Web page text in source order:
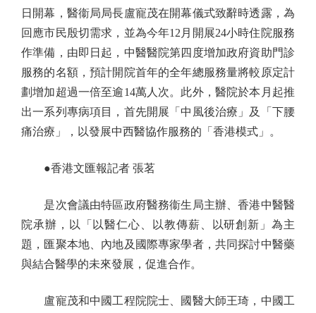
日開幕，醫衞局局長盧寵茂在開幕儀式致辭時透露，為
回應市民殷切需求，並為今年12月開展24小時住院服務
作準備，由即日起，中醫醫院第四度增加政府資助門診
服務的名額，預計開院首年的全年總服務量將較原定計
劃增加超過一倍至逾14萬人次。此外，醫院於本月起推
出一系列專病項目，首先開展「中風後治療」及「下腰
痛治療」，以發展中西醫協作服務的「香港模式」。
●香港文匯報記者 張茗
是次會議由特區政府醫務衞生局主辦、香港中醫醫
院承辦，以「以醫仁心、以教傳薪、以研創新」為主
題，匯聚本地、內地及國際專家學者，共同探討中醫藥
與結合醫學的未來發展，促進合作。
盧寵茂和中國工程院院士、國醫大師王琦，中國工